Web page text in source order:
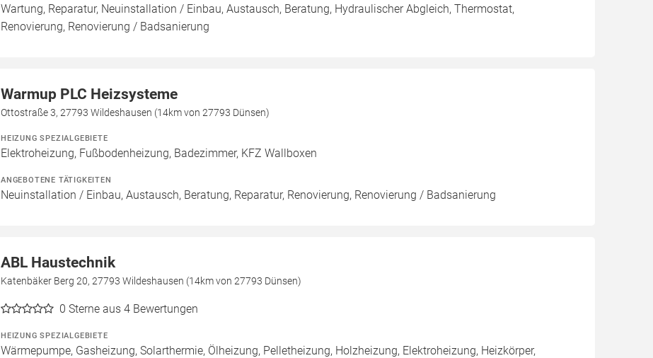
Wartung, Reparatur, Neuinstallation / Einbau, Austausch, Beratung, Hydraulischer Abgleich, Thermostat,
Renovierung, Renovierung / Badsanierung
Warmup PLC Heizsysteme
Ottostraße 3, 27793 Wildeshausen (14km von 27793 Dünsen)
HEIZUNG SPEZIALGEBIETE
Elektroheizung, Fußbodenheizung, Badezimmer, KFZ Wallboxen
ANGEBOTENE TÄTIGKEITEN
Neuinstallation / Einbau, Austausch, Beratung, Reparatur, Renovierung, Renovierung / Badsanierung
ABL Haustechnik
Katenbäker Berg 20, 27793 Wildeshausen (14km von 27793 Dünsen)
0 Sterne aus 4 Bewertungen
HEIZUNG SPEZIALGEBIETE
Wärmepumpe, Gasheizung, Solarthermie, Ölheizung, Pelletheizung, Holzheizung, Elektroheizung, Heizkörper,